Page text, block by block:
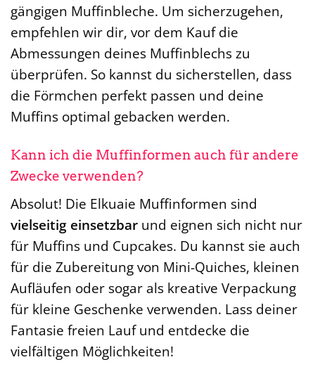
gängigen Muffinbleche. Um sicherzugehen,
empfehlen wir dir, vor dem Kauf die
Abmessungen deines Muffinblechs zu
überprüfen. So kannst du sicherstellen, dass
die Förmchen perfekt passen und deine
Muffins optimal gebacken werden.
Kann ich die Muffinformen auch für andere
Zwecke verwenden?
Absolut! Die Elkuaie Muffinformen sind
vielseitig einsetzbar und eignen sich nicht nur
für Muffins und Cupcakes. Du kannst sie auch
für die Zubereitung von Mini-Quiches, kleinen
Aufläufen oder sogar als kreative Verpackung
für kleine Geschenke verwenden. Lass deiner
Fantasie freien Lauf und entdecke die
vielfältigen Möglichkeiten!